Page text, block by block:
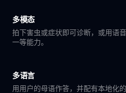
多模态
拍下害虫或症状即可诊断，或用语
一等能力。
多语言
用用户的母语作答，并配有本地化